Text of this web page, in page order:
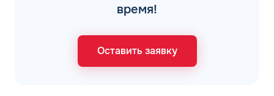
время!
Оставить заявку